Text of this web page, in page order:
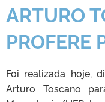
TELEFONES
ARTURO
PROFERE
Foi realizada hoje,
Arturo Toscano